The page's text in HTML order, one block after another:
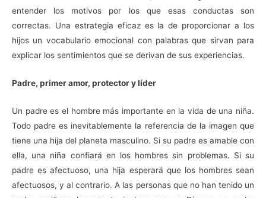
entender los motivos por los que esas conductas son
correctas. Una estrategia eficaz es la de proporcionar a los
hijos un vocabulario emocional con palabras que sirvan para
explicar los sentimientos que se derivan de sus experiencias.
Padre, primer amor, protector y líder
Un padre es el hombre más importante en la vida de una niña.
Todo padre es inevitablemente la referencia de la imagen que
tiene una hija del planeta masculino. Si su padre es amable con
ella, una niña confiará en los hombres sin problemas. Si su
padre es afectuoso, una hija esperará que los hombres sean
afectuosos, y al contrario. A las personas que no han tenido un